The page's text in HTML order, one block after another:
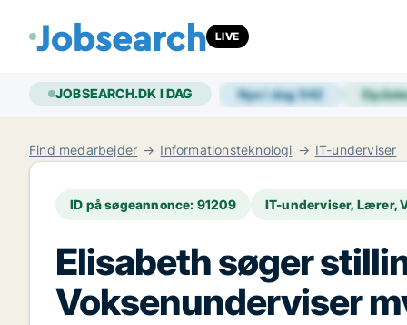
LIVE
JOBSEARCH.DK I DAG Nye i dag542
Find medarbejder Informationsteknologi IT-underviser
ID på søgeannonce: 91209 IT-underviser, Lærer,
Elisabeth søger
Voksenunderviser